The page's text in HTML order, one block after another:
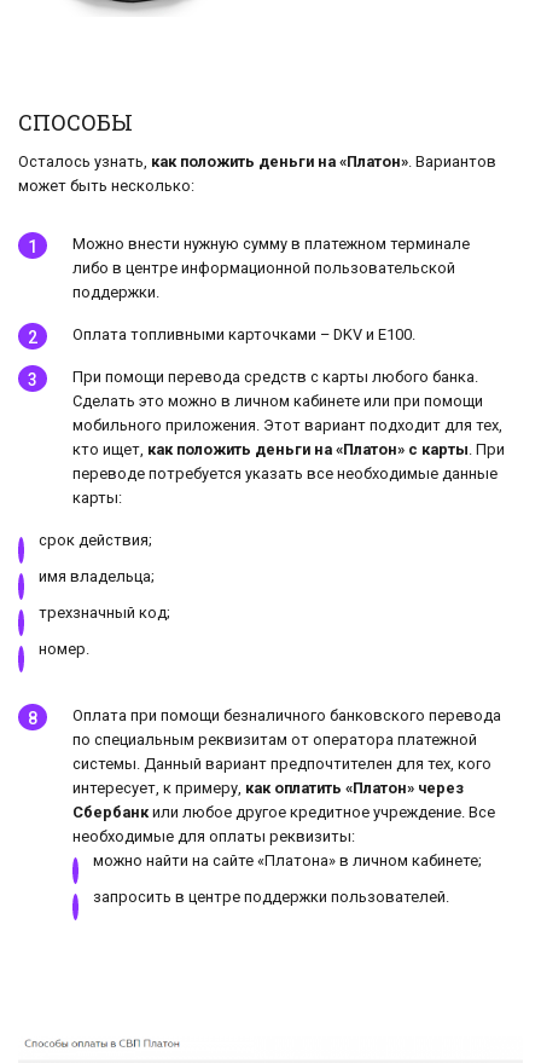
СПОСОБЫ
Осталось узнать, как положить деньги на «Платон» . Вариантов
может быть несколько:
Можно внести нужную сумму в платежном терминале
либо в центре информационной пользовательской
поддержки.
Оплата топливными карточками – DKV и Е100.
При помощи перевода средств с карты любого банка.
Сделать это можно в личном кабинете или при помощи
мобильного приложения. Этот вариант подходит для тех,
кто ищет, как положить деньги на «Платон» с карты . При
переводе потребуется указать все необходимые данные
карты:
срок действия;
имя владельца;
трехзначный код;
номер.
Оплата при помощи безналичного банковского перевода
по специальным реквизитам от оператора платежной
системы. Данный вариант предпочтителен для тех, кого
интересует, к примеру, как оплатить «Платон» через
Сбербанк или любое другое кредитное учреждение. Все
необходимые для оплаты реквизиты:
можно найти на сайте «Платона» в личном кабинете;
запросить в центре поддержки пользователей.